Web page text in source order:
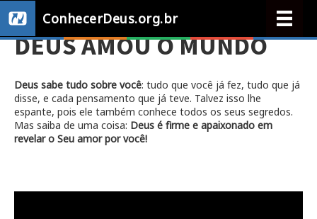
ConhecerDeus.org.br
DEUS AMOU O MUNDO
Deus sabe tudo sobre você: tudo que você já fez, tudo que já
disse, e cada pensamento que já teve. Talvez isso lhe
espante, pois ele também conhece todos os seus segredos.
Mas saiba de uma coisa: Deus é firme e apaixonado em
revelar o Seu amor por você!